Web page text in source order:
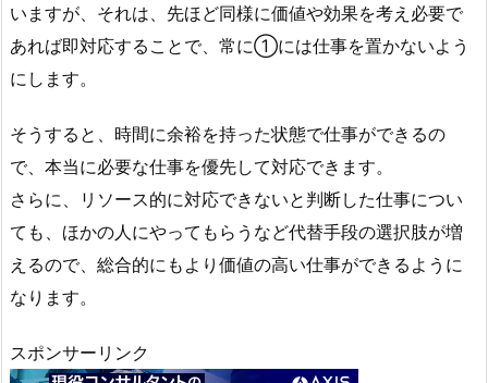
いますが、それは、先ほど同様に価値や効果を考え必要で
あれば即対応することで、常に①には仕事を置かないよう
にします。
そうすると、時間に余裕を持った状態で仕事ができるの
で、本当に必要な仕事を優先して対応できます。
さらに、リソース的に対応できないと判断した仕事につい
ても、ほかの人にやってもらうなど代替手段の選択肢が増
えるので、総合的にもより価値の高い仕事ができるように
なります。
スポンサーリンク